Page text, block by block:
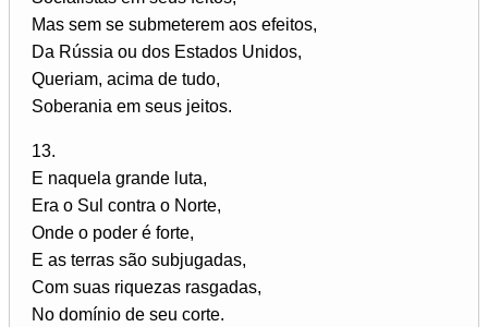
Mas sem se submeterem aos efeitos,
Da Rússia ou dos Estados Unidos,
Queriam, acima de tudo,
Soberania em seus jeitos.
13.
E naquela grande luta,
Era o Sul contra o Norte,
Onde o poder é forte,
E as terras são subjugadas,
Com suas riquezas rasgadas,
No domínio de seu corte.